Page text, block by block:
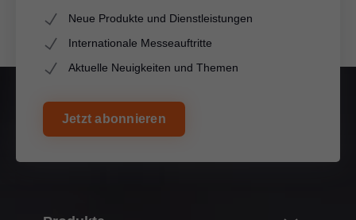
Neue Produkte und Dienstleistungen
Internationale Messeauftritte
Aktuelle Neuigkeiten und Themen
Jetzt abonnieren